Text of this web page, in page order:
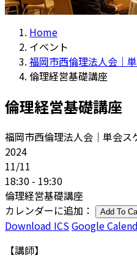
Home
イベント
福岡市西倫理法人会｜
倫理経営基礎講座
倫理経営基礎講座
福岡市西倫理法人会｜単会ス
2024
11/11
18:30 - 19:30
倫理経営基礎講座
カレンダーに追加：
Add To
Download ICSGoogle
【講師】